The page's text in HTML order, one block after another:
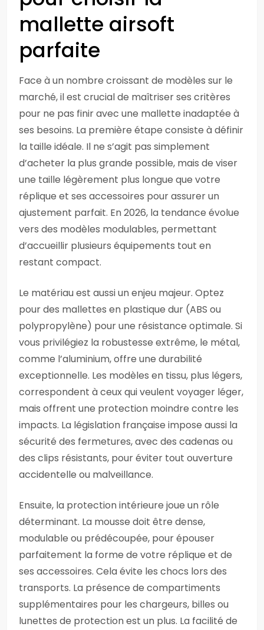
mallette airsoft
parfaite
Face à un nombre croissant de modèles sur le
marché, il est crucial de maîtriser ses critères
pour ne pas finir avec une mallette inadaptée à
ses besoins. La première étape consiste à définir
la taille idéale. Il ne s’agit pas simplement
d’acheter la plus grande possible, mais de viser
une taille légèrement plus longue que votre
réplique et ses accessoires pour assurer un
ajustement parfait. En 2026, la tendance évolue
vers des modèles modulables, permettant
d’accueillir plusieurs équipements tout en
restant compact.
Le matériau est aussi un enjeu majeur. Optez
pour des mallettes en plastique dur (ABS ou
polypropylène) pour une résistance optimale. Si
vous privilégiez la robustesse extrême, le métal,
comme l’aluminium, offre une durabilité
exceptionnelle. Les modèles en tissu, plus légers,
correspondent à ceux qui veulent voyager léger,
mais offrent une protection moindre contre les
impacts. La législation française impose aussi la
sécurité des fermetures, avec des cadenas ou
des clips résistants, pour éviter tout ouverture
accidentelle ou malveillance.
Ensuite, la protection intérieure joue un rôle
déterminant. La mousse doit être dense,
modulable ou prédécoupée, pour épouser
parfaitement la forme de votre réplique et de
ses accessoires. Cela évite les chocs lors des
transports. La présence de compartiments
supplémentaires pour les chargeurs, billes ou
lunettes de protection est un plus. La facilité de